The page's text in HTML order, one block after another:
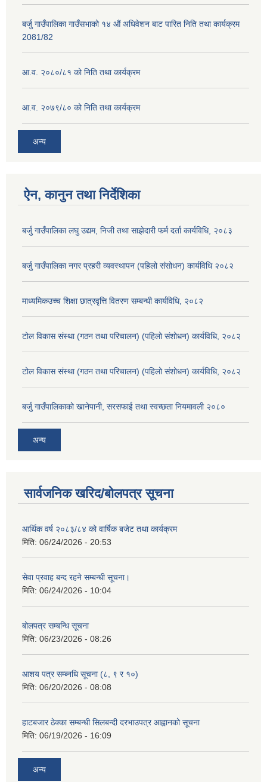
बर्जु गाउँपालिका गाउँसभाको १४ औं अधिवेशन बाट पारित निति तथा कार्यक्रम
2081/82
आ.व. २०८०/८१ को निति तथा कार्यक्रम
आ.व. २०७९/८० को निति तथा कार्यक्रम
अन्य
ऐन, कानुन तथा निर्देशिका
बर्जु गाउँपालिका लघु उद्यम, निजी तथा साझेदारी फर्म दर्ता कार्यविधि, २०८३
बर्जु गाउँपालिका नगर प्रहरी व्यवस्थापन (पहिलो संसोधन) कार्यविधि २०८२
माध्यमिकउच्च शिक्षा छात्रवृत्ति वितरण सम्बन्धी कार्यविधि, २०८२
टोल विकास संस्था (गठन तथा परिचालन) (पहिलो संशोधन) कार्यविधि, २०८२
टोल विकास संस्था (गठन तथा परिचालन) (पहिलो संशोधन) कार्यविधि, २०८२
बर्जु गाउँपालिकाको खानेपानी, सरसफाई तथा स्वच्छता नियमावली २०८०
अन्य
सार्वजनिक खरिद/बोलपत्र सूचना
आर्थिक वर्ष २०८३/८४ को वार्षिक बजेट तथा कार्यक्रम
मिति: 06/24/2026 - 20:53
सेवा प्रवाह बन्द रहने सम्बन्धी सूचना।
मिति: 06/24/2026 - 10:04
बोलपत्र सम्बन्धि सूचना
मिति: 06/23/2026 - 08:26
आशय पत्र सम्ब्नधि सूचना (८, ९ र १०)
मिति: 06/20/2026 - 08:08
हाटबजार ठेक्का सम्बन्धी सिलबन्दी दरभाउपत्र आह्वानको सूचना
मिति: 06/19/2026 - 16:09
अन्य